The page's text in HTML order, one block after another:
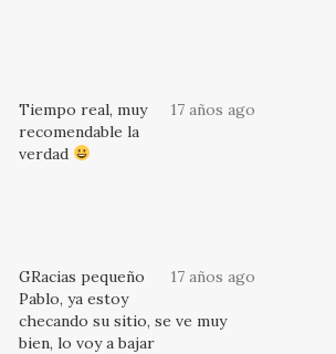
17 años ago
Tiempo real, muy
recomendable la
verdad
17 años ago
GRacias pequeño
Pablo, ya estoy
checando su sitio, se ve muy
bien, lo voy a bajar